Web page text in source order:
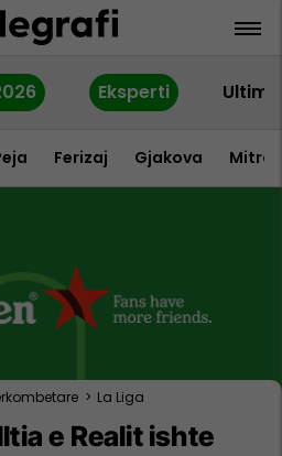
Eksperti Ultime
Ferizaj Gjakova
> La Liga
e Realit ishte